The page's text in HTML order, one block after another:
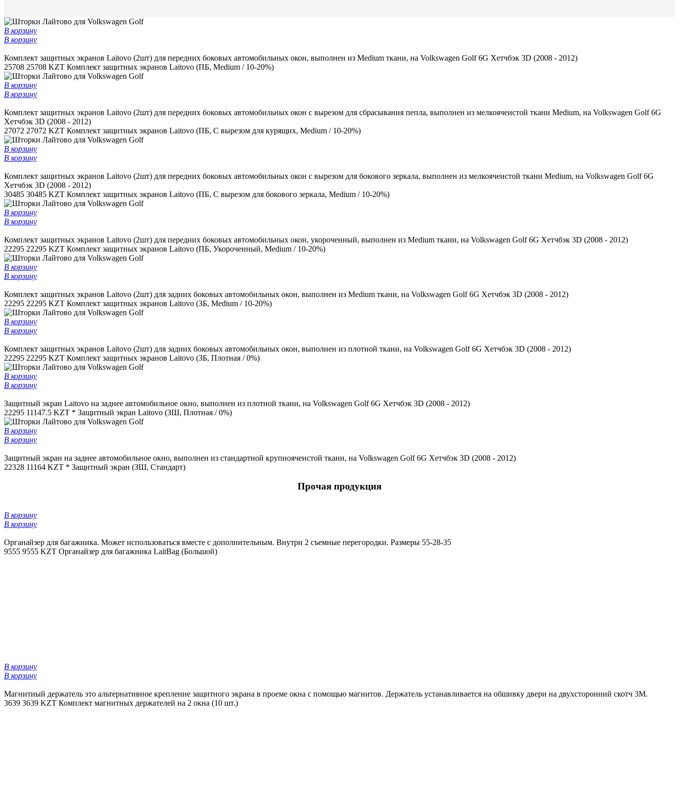
В корзину
В корзину
Комплект защитных экранов Laitovo (2шт) для передних боковых автомобильных окон, выполнен из Medium ткани, на Volkswagen Golf 6G Хетчбэк 3D (2008 - 2012)
25708 25708 KZT Комплект защитных экранов Laitovo (ПБ, Medium / 10-20%)
В корзину
В корзину
Комплект защитных экранов Laitovo (2шт) для передних боковых автомобильных окон c вырезом для сбрасывания пепла, выполнен из мелкоячеистой ткани Medium, на Volkswagen Golf 6G
Хетчбэк 3D (2008 - 2012)
27072 27072 KZT Комплект защитных экранов Laitovo (ПБ, С вырезом для курящих, Medium / 10-20%)
В корзину
В корзину
Комплект защитных экранов Laitovo (2шт) для передних боковых автомобильных окон с вырезом для бокового зеркала, выполнен из мелкоячеистой ткани Medium, на Volkswagen Golf 6G
Хетчбэк 3D (2008 - 2012)
30485 30485 KZT Комплект защитных экранов Laitovo (ПБ, С вырезом для бокового зеркала, Medium / 10-20%)
В корзину
В корзину
Комплект защитных экранов Laitovo (2шт) для передних боковых автомобильных окон, укороченный, выполнен из Medium ткани, на Volkswagen Golf 6G Хетчбэк 3D (2008 - 2012)
22295 22295 KZT Комплект защитных экранов Laitovo (ПБ, Укороченный, Medium / 10-20%)
В корзину
В корзину
Комплект защитных экранов Laitovo (2шт) для задних боковых автомобильных окон, выполнен из Medium ткани, на Volkswagen Golf 6G Хетчбэк 3D (2008 - 2012)
22295 22295 KZT Комплект защитных экранов Laitovo (ЗБ, Medium / 10-20%)
В корзину
В корзину
Комплект защитных экранов Laitovo (2шт) для задних боковых автомобильных окон, выполнен из плотной ткани, на Volkswagen Golf 6G Хетчбэк 3D (2008 - 2012)
22295 22295 KZT Комплект защитных экранов Laitovo (ЗБ, Плотная / 0%)
В корзину
В корзину
Защитный экран Laitovo на заднее автомобильное окно, выполнен из плотной ткани, на Volkswagen Golf 6G Хетчбэк 3D (2008 - 2012)
22295 11147.5 KZT * Защитный экран Laitovo (ЗШ, Плотная / 0%)
В корзину
В корзину
Защитный экран на заднее автомобильное окно, выполнен из стандартной крупноячеистой ткани, на Volkswagen Golf 6G Хетчбэк 3D (2008 - 2012)
22328 11164 KZT * Защитный экран (ЗШ, Стандарт)
Прочая продукция
В корзину
В корзину
Органайзер для багажника. Может использоваться вместе с дополнительным. Внутри 2 съемные перегородки. Размеры 55-28-35
9555 9555 KZT Органайзер для багажника LaitBag (Большой)
В корзину
В корзину
Магнитный держатель это альтернативное крепление защитного экрана в проеме окна с помощью магнитов. Держатель устанавливается на обшивку двери на двухсторонний скотч 3М.
3639 3639 KZT Комплект магнитных держателей на 2 окна (10 шт.)